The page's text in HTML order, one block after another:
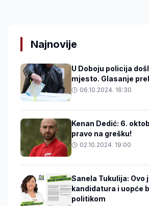
Najnovije
U Doboju policija
mjesto. Glasanje
06.10.2024. 16:30
Kenan Dedić: 6.
pravo na grešku!
02.10.2024. 19:00
Sanela Tukulija: Ovo je moja prva
kandidatura i uopće
politikom